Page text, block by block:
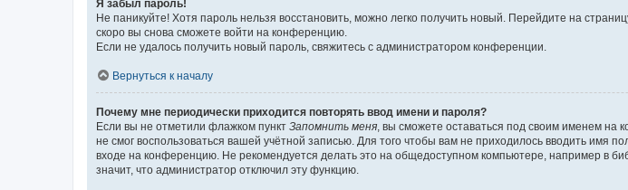
Я забыл пароль!
Не паникуйте! Хотя пароль нельзя восстановить, можно легко получить новый. Перейдите на
скоро вы снова сможете войти на конференцию.
Если не удалось получить новый пароль, свяжитесь с администратором конференции.
Вернуться к началу
Почему мне периодически приходится повторять ввод имени и пароля?
Если вы не отметили флажком пункт Запомнить меня , вы сможете оставаться под своим именем на
не смог воспользоваться вашей учётной записью. Для того чтобы вам не приходилось вводить имя
входе на конференцию. Не рекомендуется делать это на общедоступном компьютере, например в
значит, что администратор отключил эту функцию.